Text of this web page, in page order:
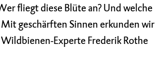
fliegt diese Blüte an? Und welche
geschärften Sinnen erkunden wir
Experte Frederik Rothe